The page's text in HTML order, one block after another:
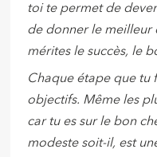
toi te permet de
de donner le meilleur
mérites le succès, le
Chaque étape que tu
objectifs. Même les
car tu es sur le bon
modeste soit-il, est